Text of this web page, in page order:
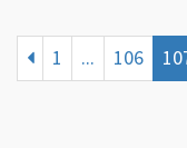
1 ... 106